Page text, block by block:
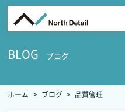
BLOG ブログ
ホーム ブログ 品質管理